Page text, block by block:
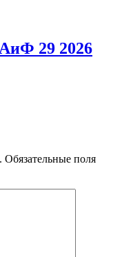
29 2026
Обязательные поля